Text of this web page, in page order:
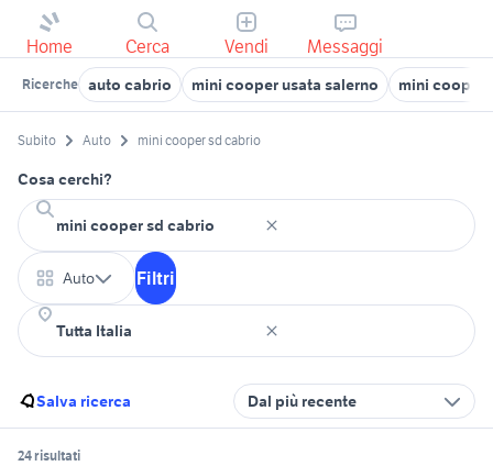
Home Cerca Vendi Messaggi
Ricerche auto cabrio mini cooper usata salerno mini cooper
Subito Auto mini cooper sd cabrio
Cosa cerchi?
Auto Filtri
Salva ricerca Dal più recente
24 risultati